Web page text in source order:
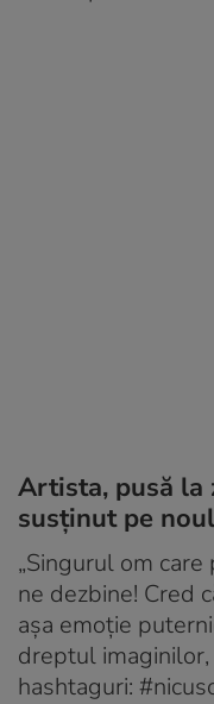
Artista, pusă la
susținut pe
„Singurul om care
ne dezbine! Cred
așa emoție
dreptul
hashtaguri: